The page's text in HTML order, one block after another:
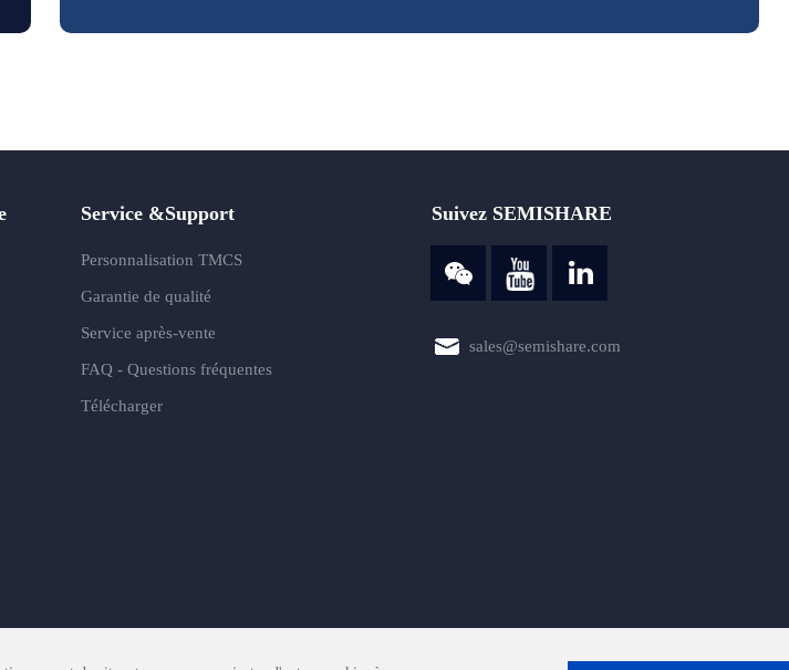
Service &Support
Personnalisation TMCS
Garantie de qualité
Service après-vente
FAQ - Questions fréquentes
Télécharger
Suivez SEMISHARE
sales@semishare.com